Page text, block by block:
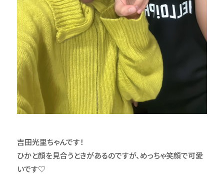
吉田光里ちゃんです！
ひかと顔を見合うときがあるのですが、めっちゃ笑顔で可愛
いです♡